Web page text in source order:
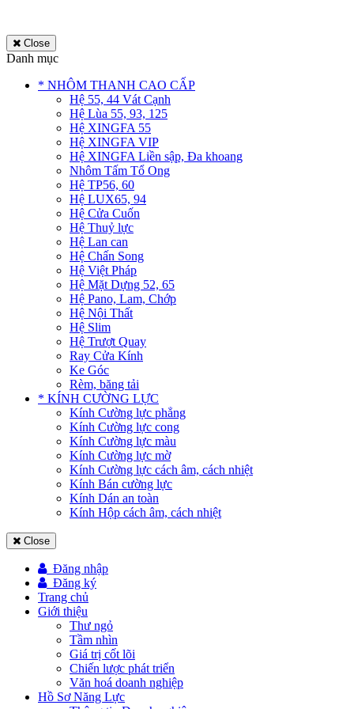
Close
Danh mục
* NHÔM THANH CAO CẤP
Hệ 55, 44 Vát Cạnh
Hệ Lùa 55, 93, 125
Hệ XINGFA 55
Hệ XINGFA VIP
Hệ XINGFA Liền sập, Đa khoang
Nhôm Tấm Tổ Ong
Hệ TP56, 60
Hệ LUX65, 94
Hệ Cửa Cuốn
Hệ Thuỷ lực
Hệ Lan can
Hệ Chấn Song
Hệ Việt Pháp
Hệ Mặt Dựng 52, 65
Hệ Pano, Lam, Chớp
Hệ Nội Thất
Hệ Slim
Hệ Trượt Quay
Ray Cửa Kính
Ke Góc
Rèm, băng tải
* KÍNH CƯỜNG LỰC
Kính Cường lực phẳng
Kính Cường lực cong
Kính Cường lực màu
Kính Cường lực mờ
Kính Cường lực cách âm, cách nhiệt
Kính Bán cường lực
Kính Dán an toàn
Kính Hộp cách âm, cách nhiệt
Close
Đăng nhập
Đăng ký
Trang chủ
Giới thiệu
Thư ngỏ
Tầm nhìn
Giá trị cốt lõi
Chiến lược phát triển
Văn hoá doanh nghiệp
Hồ Sơ Năng Lực